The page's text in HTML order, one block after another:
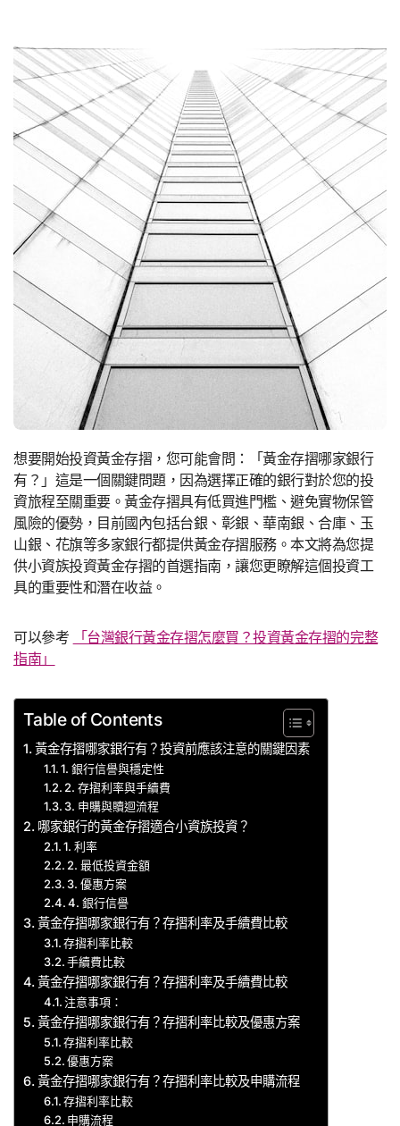
想要開始投資黃金存摺，您可能會問：「黃金存摺哪家銀行
有？」這是一個關鍵問題，因為選擇正確的銀行對於您的投
資旅程至關重要。黃金存摺具有低買進門檻、避免實物保管
風險的優勢，目前國內包括台銀、彰銀、華南銀、合庫、玉
山銀、花旗等多家銀行都提供黃金存摺服務。本文將為您提
供小資族投資黃金存摺的首選指南，讓您更瞭解這個投資工
具的重要性和潛在收益。
可以參考
「台灣銀行黃金存摺怎麼買？投資黃金存摺的完整
指南」
Table of Contents
黃金存摺哪家銀行有？投資前應該注意的關鍵因素
1. 銀行信譽與穩定性
2. 存摺利率與手續費
3. 申購與贖迴流程
哪家銀行的黃金存摺適合小資族投資？
1. 利率
2. 最低投資金額
3. 優惠方案
4. 銀行信譽
黃金存摺哪家銀行有？存摺利率及手續費比較
存摺利率比較
手續費比較
黃金存摺哪家銀行有？存摺利率及手續費比較
注意事項：
黃金存摺哪家銀行有？存摺利率比較及優惠方案
存摺利率比較
優惠方案
黃金存摺哪家銀行有？存摺利率比較及申購流程
存摺利率比較
申購流程